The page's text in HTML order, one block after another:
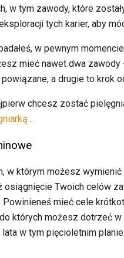
w tym zawody, które
tych karier, aby
w pewnym
mieć nawet dwa
a drugie to krok
chcesz zostać
.
w którym możesz
osiągnięcie Twoich celów
mieć cele
których możesz dotrzeć
w tym pięcioletnim